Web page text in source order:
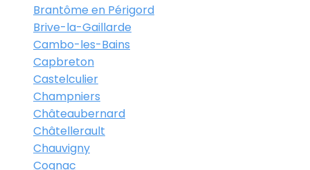
Brantôme en Périgord
Brive-la-Gaillarde
Cambo-les-Bains
Capbreton
Castelculier
Champniers
Châteaubernard
Châtellerault
Chauvigny
Cognac